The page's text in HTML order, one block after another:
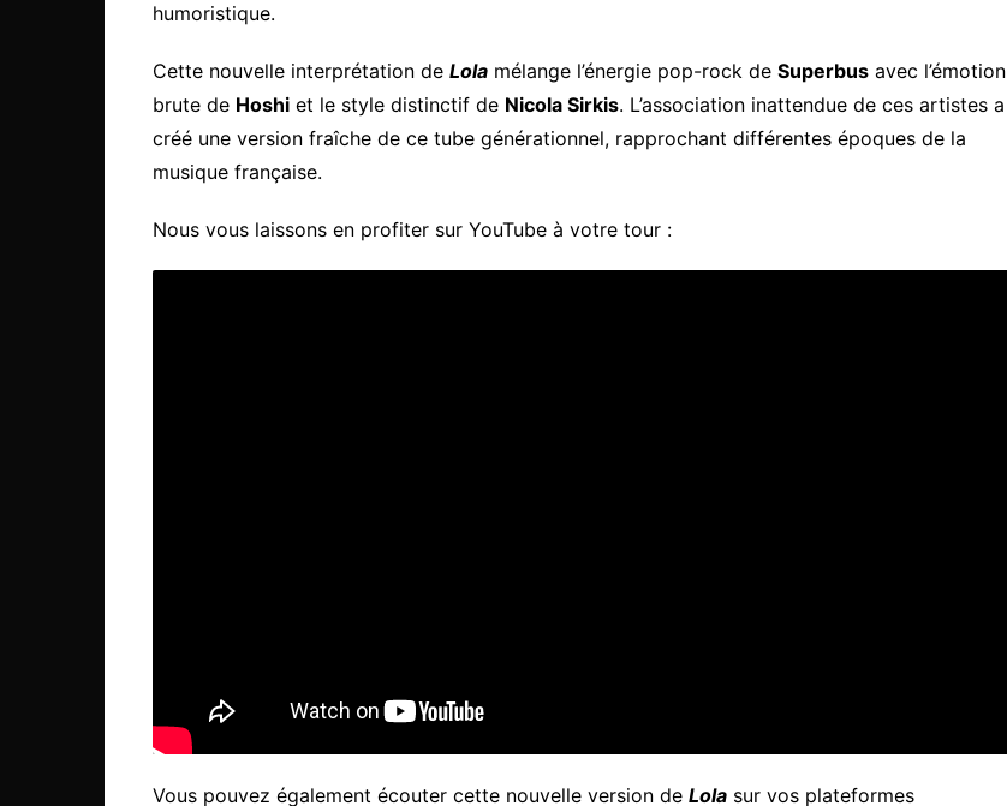
humoristique.
Cette nouvelle interprétation de Lola mélange l’énergie pop-rock de Superbus avec l’émotion
brute de Hoshi et le style distinctif de Nicola Sirkis. L’association inattendue de ces artistes a
créé une version fraîche de ce tube générationnel, rapprochant différentes époques de la
musique française.
Nous vous laissons en profiter sur YouTube à votre tour :
Vous pouvez également écouter cette nouvelle version de Lola sur vos plateformes